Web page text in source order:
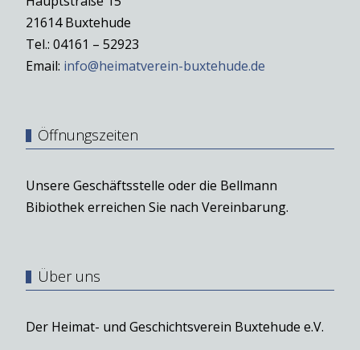
21614 Buxtehude
Tel.: 04161 – 52923
Email: info@heimatverein-buxtehude.de
Öffnungszeiten
Unsere Geschäftsstelle oder die Bellmann
Bibiothek erreichen Sie nach Vereinbarung.
Über uns
Der Heimat- und Geschichtsverein Buxtehude e.V.